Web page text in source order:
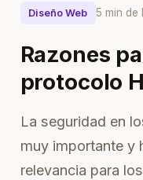
Diseño Web 5 min de
Razones
protocolo
La seguridad en
muy importante y
relevancia para